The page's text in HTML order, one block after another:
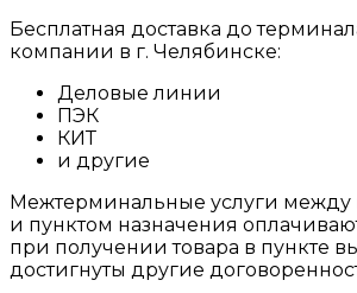
Бесплатная доставка до
компании в г. Челябинске:
Деловые линии
ПЭК
КИТ
и другие
Межтерминальные услуги между
и пунктом назначения
при получении товара в пункте
достигнуты другие